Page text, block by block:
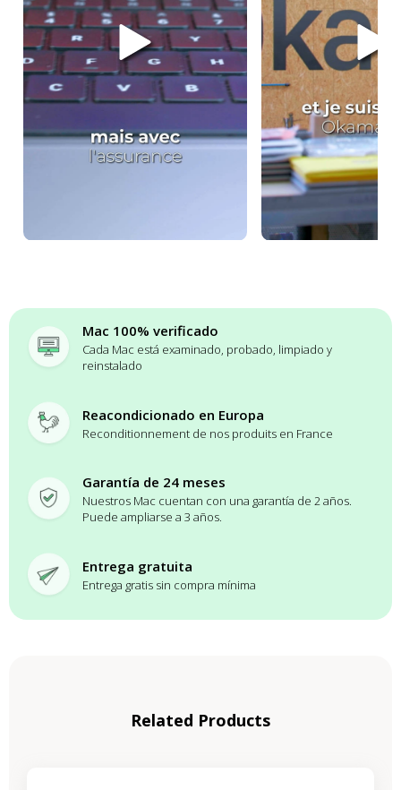
Mac 100% verificado
Cada Mac está examinado, probado, limpiado y
reinstalado
Reacondicionado en Europa
Reconditionnement de nos produits en France
Garantía de 24 meses
Nuestros Mac cuentan con una garantía de 2 años.
Puede ampliarse a 3 años.
Entrega gratuita
Entrega gratis sin compra mínima
Related Products